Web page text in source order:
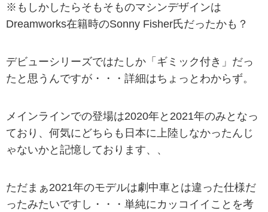
※もしかしたらそもそものマシンデザインは
Dreamworks在籍時のSonny Fisher氏だったかも？
デビューシリーズではたしか「ギミック付き」だっ
たと思うんですが・・・詳細はちょっとわからず。
メインラインでの登場は2020年と2021年のみとなっ
ており、何気にどちらも日本に上陸しなかったんじ
ゃないかと記憶しております、、
ただまぁ2021年のモデルは劇中車とは違った仕様だ
ったみたいですし・・・単純にカッコイイことを考